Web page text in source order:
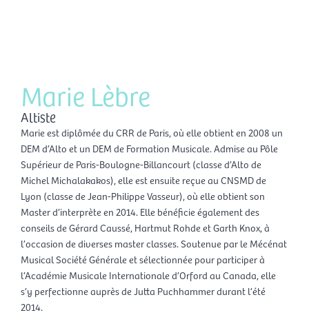
Marie Lèbre
Altiste
Marie est diplômée du CRR de Paris, où elle obtient en 2008 un
DEM d’Alto et un DEM de Formation Musicale. Admise au Pôle
Supérieur de Paris-Boulogne-Billancourt (classe d’Alto de
Michel Michalakakos), elle est ensuite reçue au CNSMD de
Lyon (classe de Jean-Philippe Vasseur), où elle obtient son
Master d’interprète en 2014. Elle bénéficie également des
conseils de Gérard Caussé, Hartmut Rohde et Garth Knox, à
l’occasion de diverses master classes. Soutenue par le Mécénat
Musical Société Générale et sélectionnée pour participer à
l’Académie Musicale Internationale d’Orford au Canada, elle
s’y perfectionne auprès de Jutta Puchhammer durant l’été
2014.